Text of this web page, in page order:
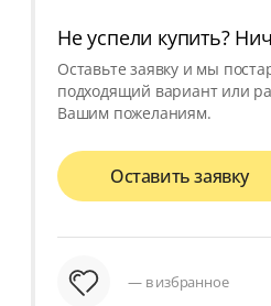
Не успели купить?
Оставьте заявку и мы
подходящий вариант или
Вашим пожеланиям.
Оставить заявку
— в избранное